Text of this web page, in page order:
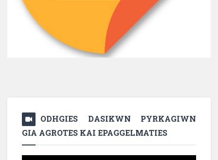
ODHGIES DASIKWN PYRKAGIWN
GIA AGROTES KAI EPAGGELMATIES